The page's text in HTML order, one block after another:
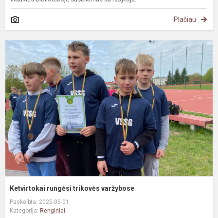
Plačiau
Ketvirtokai rungėsi trikovės varžybose
Paskelbta: 2025-05-01
Kategorija: Renginiai